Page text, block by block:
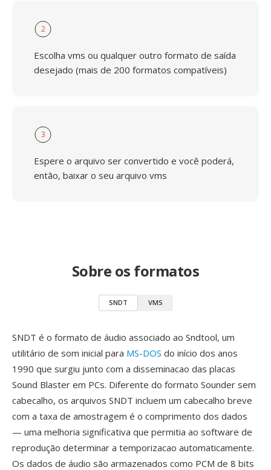
2
Escolha vms ou qualquer outro formato de saída
desejado (mais de 200 formatos compatíveis)
3
Espere o arquivo ser convertido e você poderá,
então, baixar o seu arquivo vms
Sobre os formatos
SNDT VMS
SNDT é o formato de áudio associado ao Sndtool, um
utilitário de som inicial para MS-DOS do início dos anos
1990 que surgiu junto com a disseminacao das placas
Sound Blaster em PCs. Diferente do formato Sounder sem
cabecalho, os arquivos SNDT incluem um cabecalho breve
com a taxa de amostragem é o comprimento dos dados
— uma melhoria significativa que permitia ao software de
reprodução determinar a temporizacao automaticamente.
Os dados de áudio são armazenados como PCM de 8 bits